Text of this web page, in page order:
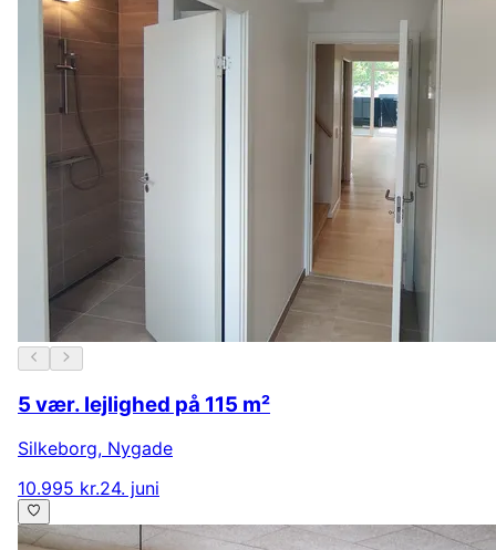
5 vær. lejlighed på 115 m²
Silkeborg, Nygade
10.995 kr.24. juni